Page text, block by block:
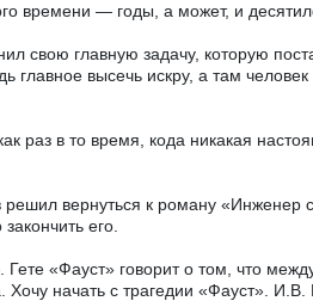
времени — годы, а может, и
свою главную задачу, которую
главное высечь искру, а там
раз в то время, кода никакая
вернуться к роману «Инженер
его.
«Фауст» говорит о том, что
начать с трагедии «Фауст».